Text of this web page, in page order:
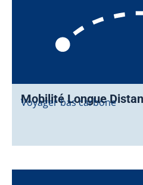
Mobilité Longue
Voyager bas carbone